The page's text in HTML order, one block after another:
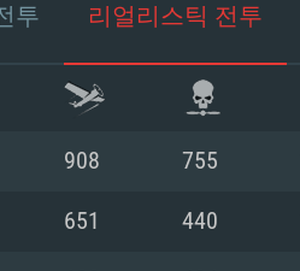
투 리얼리스틱 전투
908 755
651 440